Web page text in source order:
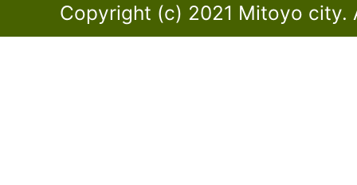
Copyright (c) 2021 Mitoyo city.